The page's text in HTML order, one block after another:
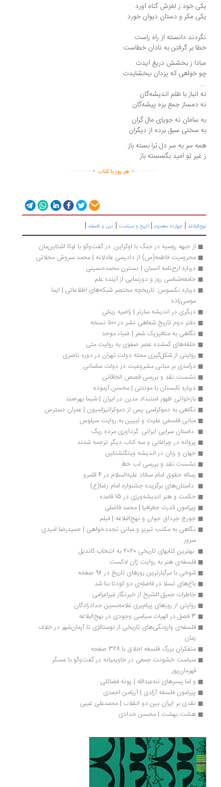
خود ز لغزش گناه آورد
مکر و دستان دیوان خورد
دانسته از راه راست
بر گرفتن به نادان خطاست
ز بخشش دریغ آیدت
خواهی که یزدان ببخشایدت
انباز با ظلم اندیشه‌گان
دمساز جمع بزه پیشه‌گان
سامان نه جویای مال گران
سختی سبق برده از دیگران
سر به سر دل ترا بسته باز
تو امید بگسسته باز
...............
. هر روز با کتاب .
..............
|چهارده معصوم|تاریخ و سیاست|دین و فلسفه|
از جبهه روسیه در جنگ با اوکراین  در گفت‌وگو با لوکا اشتاین‌مان
محرومیت فاطمه(س) از دادرسی عادلانه | محمد سروش محلاتی
درباره ارج‌نامه انسان | نسترن محمدحسینی
جامعه‌شناسی روز و دورنمایی از آینده علم
درباره نکسوس: تاریخچه مختصر شبکه‌های اطلاعاتی | ایما
موسی‌زاده
دیگری در اندیشه سارتر | راضیه زینلی
دفتر دوم تاریخ شفاهی نشر در ۵۰۰ نسخه
نگاهی به متافیزیک شعر | ضیاء موحد
حلقه‌های گمشده عصر صفوی به روایت متی
روایتی از شکل‌گیری محله دولت تهران در دوره ناصری
درآمدی بر مبانی مشروعیت در دولت ساسانی
نشست نقد و بررسی قصص الخاقانی
درباره تابستان با مونتنی | محسن آزموده
بازخوانی ظهور استبداد مدرن در ایران | شیما بهره‌مند
نگاهی به دموکراسی پس از دموکراتیزاسیون | عمران دسترس
مبانی فلسفی علیت و تبیین به روایت سیلوس
داستان سرایی ایرانی: گردآوری مرده ریگ
پروانه در چراغانی و سه کتاب دیگر ترجمه شدند
جهان و زبان در اندیشه ویتگنشتاین
نشست نقد و بررسی لب خط
رساله حقوق امام سجّاد علیه‌السلام در 4 قلمرو
داستان‌های برگزیده جشنواره امام رضا(ع)
حکمت و هنر اندیشه‌ورزی در 15 قاعده
پیرامون قدرت جغرافیا | محمد فاضلی
جورج جرداق جوان و نهج‌البلاغه | فیلم
نگاهی به مکتب تبریز و مبانی تجددخواهی | حمیدرضا امیدی
بهترین کتابهای تاریخی 2020 به انتخاب کاندیل
فلسفه‌ی هنر به روایت ژان لاکست
شوخی با مرگبارترین روزهای تاریخ در 96 صفحه
باغ‌های تسلا در فاصله‌ی دو کودتا بنا شد
خاطرات جمیل الشیخ از خبرنگار غیراعزامی
روایتی از روزهای پیام‌بری غلامحسین حدادزادگان
فلسفه‌ی وارونگی‌های تاریخی از نوستالژی تا آرمان‌شهر در خلاف
متفکران بزرگ فلسفه اخلاق با 328 صفحه
سیاست خشونت جمعی در خاورمیانه در گفت‌وگو با عسگر
قهرمان‌پور
و اما پسرهای ننه‌عبدالله | پونه فضائلی
پیرامون فلسفه‌ آزادی | آریامن احمدی
نقدی بر ایران بین دو انقلاب | محمدعلی غیبی
هشت بهشت | محسن حدادی